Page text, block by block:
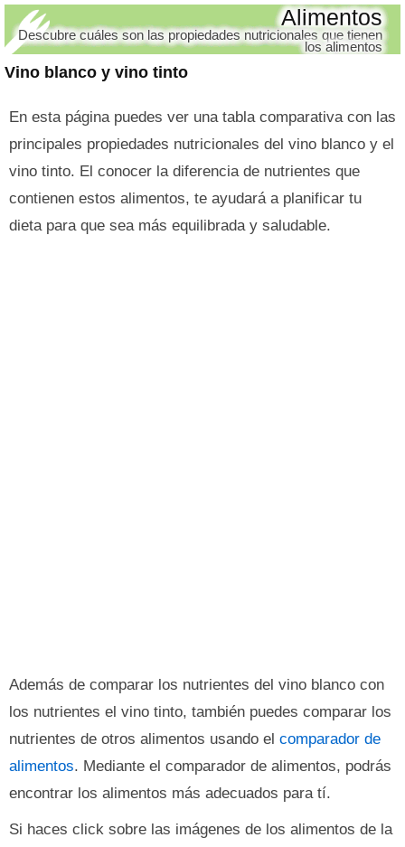
Vino blanco y vino tinto
Alimentos
Descubre cuáles son las propiedades nutricionales que tienen
los alimentos
En esta página puedes ver una tabla comparativa con las
principales propiedades nutricionales del vino blanco y el
vino tinto. El conocer la diferencia de nutrientes que
contienen estos alimentos, te ayudará a planificar tu
dieta para que sea más equilibrada y saludable.
Además de comparar los nutrientes del vino blanco con
los nutrientes el vino tinto, también puedes comparar los
nutrientes de otros alimentos usando el comparador de
alimentos. Mediante el comparador de alimentos, podrás
encontrar los alimentos más adecuados para tí.
Si haces click sobre las imágenes de los alimentos de la